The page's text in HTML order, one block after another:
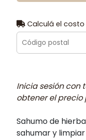
Calculá el costo
Inicia sesión con
obtener el
Sahumo de
sahumar y